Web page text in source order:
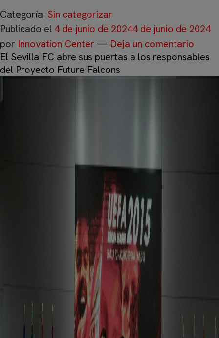
Categoría: Sin categorizar
Publicado el 4 de junio de 20244 de junio de 2024
por Innovation Center — Deja un comentario
El Sevilla FC abre sus puertas a los responsables
del Proyecto Future Falcons